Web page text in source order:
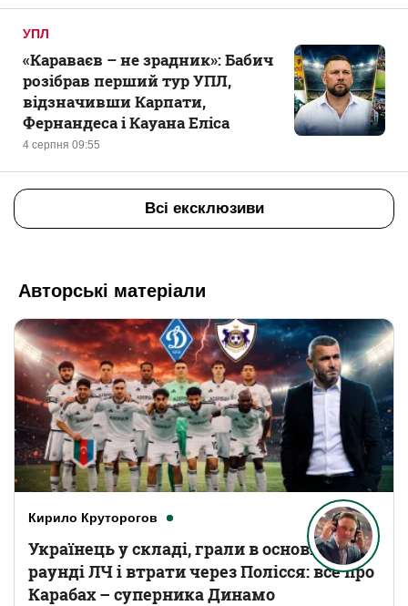
УПЛ
4 серпня 09:55
«Караваєв – не зрадник»: Бабич
розібрав перший тур УПЛ,
відзначивши Карпати,
Фернандеса і Кауана Еліса
Всі ексклюзиви
Авторські матеріали
Кирило Круторогов
Українець у складі, грали в основному
раунді ЛЧ і втрати через Полісся: все про
Карабах – суперника Динамо